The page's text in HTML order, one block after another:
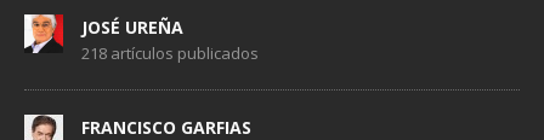
JOSÉ UREÑA
218 artículos publicados
FRANCISCO GARFIAS